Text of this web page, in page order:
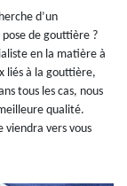
d’un
de gouttière ?
en la matière à
liés à la gouttière,
tous les cas, nous
qualité.
viendra vers vous